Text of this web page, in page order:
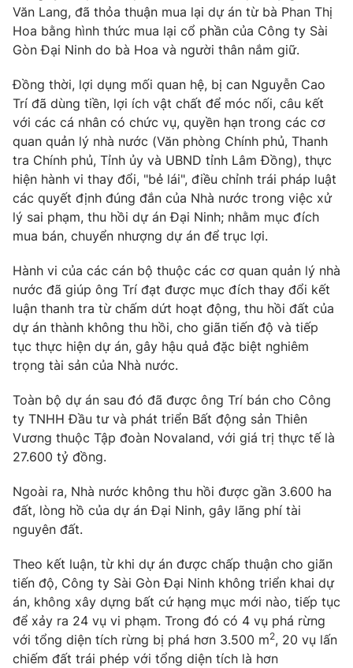
® Cấm sao chép dưới mọi hình thức nếu không có sự chấp
thuận bằng văn bản. Ghi rõ nguồn VTV.vn khi phát hành lại
thông tin từ website này.
Văn Lang, đã thỏa thuận mua lại dự án từ bà Phan Thị
Hoa bằng hình thức mua lại cổ phần của Công ty Sài
Gòn Đại Ninh do bà Hoa và người thân nắm giữ.
Đồng thời, lợi dụng mối quan hệ, bị can Nguyễn Cao
Trí đã dùng tiền, lợi ích vật chất để móc nối, câu kết
với các cá nhân có chức vụ, quyền hạn trong các cơ
quan quản lý nhà nước (Văn phòng Chính phủ, Thanh
tra Chính phủ, Tỉnh ủy và UBND tỉnh Lâm Đồng), thực
hiện hành vi thay đổi, "bẻ lái", điều chỉnh trái pháp luật
các quyết định đúng đắn của Nhà nước trong việc xử
lý sai phạm, thu hồi dự án Đại Ninh; nhằm mục đích
mua bán, chuyển nhượng dự án để trục lợi.
Hành vi của các cán bộ thuộc các cơ quan quản lý nhà
nước đã giúp ông Trí đạt được mục đích thay đổi kết
luận thanh tra từ chấm dứt hoạt động, thu hồi đất của
dự án thành không thu hồi, cho giãn tiến độ và tiếp
tục thực hiện dự án, gây hậu quả đặc biệt nghiêm
trọng tài sản của Nhà nước.
Toàn bộ dự án sau đó đã được ông Trí bán cho Công
ty TNHH Đầu tư và phát triển Bất động sản Thiên
Vương thuộc Tập đoàn Novaland, với giá trị thực tế là
27.600 tỷ đồng.
Ngoài ra, Nhà nước không thu hồi được gần 3.600 ha
đất, lòng hồ của dự án Đại Ninh, gây lãng phí tài
nguyên đất.
Theo kết luận, từ khi dự án được chấp thuận cho giãn
tiến độ, Công ty Sài Gòn Đại Ninh không triển khai dự
án, không xây dựng bất cứ hạng mục mới nào, tiếp tục
để xảy ra 24 vụ vi phạm. Trong đó có 4 vụ phá rừng
với tổng diện tích rừng bị phá hơn 3.500 m2, 20 vụ lấn
chiếm đất trái phép với tổng diện tích là hơn